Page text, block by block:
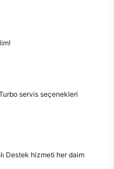
servis seçenekleri
Destek hizmeti her daim